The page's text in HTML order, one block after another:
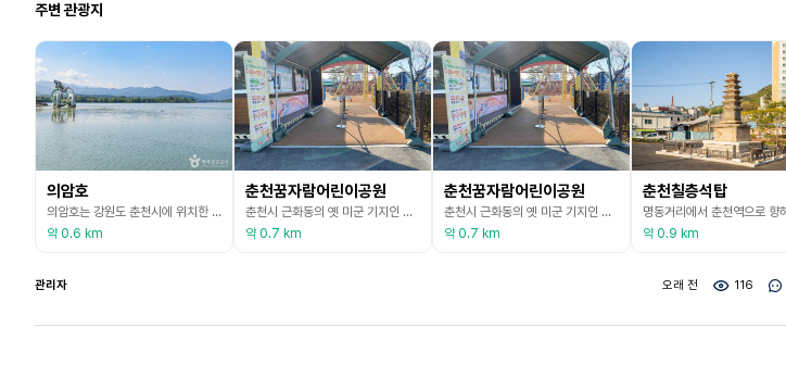
주변 관광지
의암호
의암호는 강원도 춘천시에 위치한 인공호수로, 북한강 중류에 의암댐이 건설되면서 형성되었다. 1967년 의암댐 건설과 함께 조성되었으며, 이로 인해 춘천은 ‘호반의 도시’로 불리게 되었다. 호수 주변에는 붕어섬, 하중도, 상중도, 고구마섬 등 여러 섬이 있으며, 물레길 카누 체험, 자전거 라이딩, 윈드서핑 등 다양한 레포츠 활동이 가능하다. 또한 삼악산, 흥국사, 애니메이션박물관 등 관광 명소가 인접해 있어 사계절 내내 많은 관광객이 찾는다.
약 0.6 km
춘천꿈자람어린이공원
춘천시 근화동의 옛 미군 기지인 캠프페이지 터에 조성된 어린이공원이다. 격납고를 개보수한 건물에 꿈자람 어린이공원과 장애인 스포츠센터가 있다. 지상 2층, 연면적 1,400㎡ 규모로 대형 에어바운스, 트램펄린, 정글짐, 실내 암벽, 에어볼 등이 설치되어 있다. 1층은 미취학아동, 2층은 초등학생 및 105㎝ 이상 미취학아동 공간으로 구분된다. 실외에는 약 1만㎡ 부지에 스카이워크, 더블 돔, 외줄 타기, 출렁다리 등의 모험 시설이 있다. 평일 오전은 단
약 0.7 km
춘천꿈자람어린이공원
춘천시 근화동의 옛 미군 기지인 캠프페이지 터에 조성된 어린이공원이다. 격납고를 개보수한 건물에 꿈자람 어린이공원과 장애인 스포츠센터가 있다. 지상 2층, 연면적 1,400㎡ 규모로 대형 에어바운스, 트램펄린, 정글짐, 실내 암벽, 에어볼 등이 설치되어 있다. 1층은 영유아, 2층은 어린이 공간으로 구분된다. 실외에는 약 1만㎡ 부지에 스카이워크, 더블 돔, 외줄 타기, 출렁다리 등의 모험 시설이 있다. 여름에는 야외풀장과 물놀이 시설이 추가 운영되고,
약 0.7 km
춘천칠층석탑
약 0.9 km
관리자 오래 전 116